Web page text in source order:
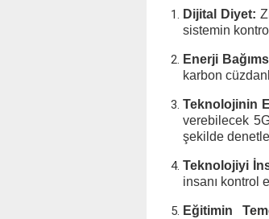
Dijital Diyet:
sistemin
Enerji
karbon
Teknolojinin
verebilecek
şekilde
Teknolojiyi
insanı kontrol
Eğitimin